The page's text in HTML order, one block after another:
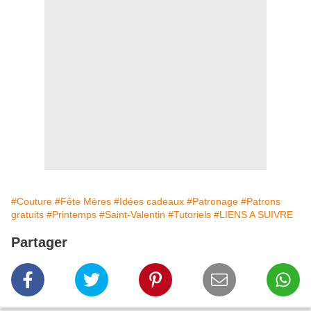
#Couture #Fête Mères #Idées cadeaux #Patronage #Patrons
gratuits #Printemps #Saint-Valentin #Tutoriels #LIENS A SUIVRE
Partager